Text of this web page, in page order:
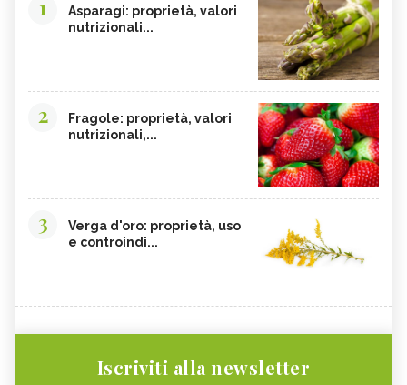
1
Asparagi: proprietà, valori
nutrizionali...
2
Fragole: proprietà, valori
nutrizionali,...
3
Verga d'oro: proprietà, uso
e controindi...
Iscriviti alla newsletter